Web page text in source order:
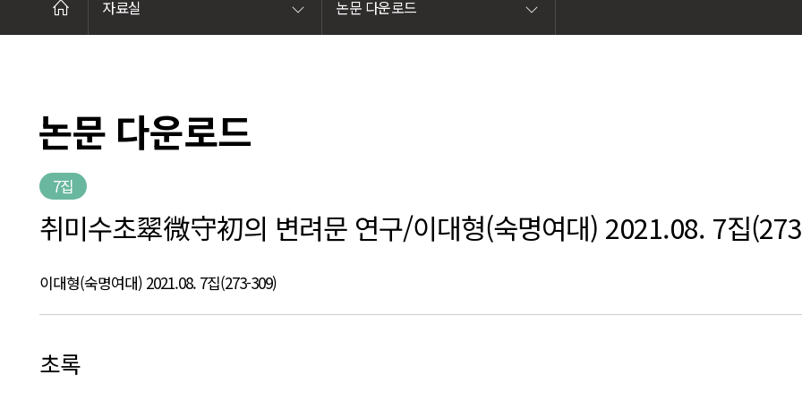
자료실 논문 다운로드
논문 다운로드
7집
취미수초翠微守初의 변려문 연구/이대형(숙명여대) 2021.08. 7집
이대형(숙명여대) 2021.08. 7집(273-309)
초록